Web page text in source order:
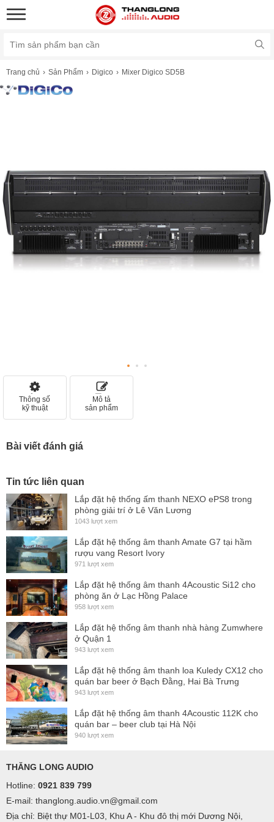
Trang chủ Sản Phẩm Digico Mixer Digico SD5B
Thông số
kỹ thuật
Mô tả
sản phẩm
Bài viết đánh giá
Tin tức liên quan
Lắp đặt hệ thống ấm thanh NEXO ePS8 trong
phòng giải trí ở Lê Văn Lương
1043 lượt xem
Lắp đặt hệ thống âm thanh Amate G7 tại hầm
rượu vang Resort Ivory
971 lượt xem
Lắp đặt hệ thống âm thanh 4Acoustic Si12 cho
phòng ăn ở Lạc Hồng Palace
958 lượt xem
Lắp đặt hệ thống âm thanh nhà hàng Zumwhere
ở Quận 1
943 lượt xem
Lắp đặt hệ thống âm thanh loa Kuledy CX12 cho
quán bar beer ở Bạch Đằng, Hai Bà Trưng
943 lượt xem
Lắp đặt hệ thống âm thanh 4Acoustic 112K cho
quán bar – beer club tại Hà Nội
940 lượt xem
THĂNG LONG AUDIO
Hotline: 0921 839 799
E-mail: thanglong.audio.vn@gmail.com
Địa chỉ: Biệt thự M01-L03, Khu A - Khu đô thị mới Dương Nội,